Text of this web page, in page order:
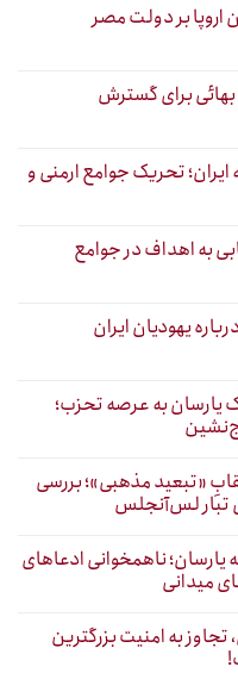
اروپا بر دولت مصر
برای گسترش
ایران؛ تحریک جوامع ارمنی و
به اهداف در جوامع
یهودیان ایران
یارسان به عرصه تحزب؛
«تبعید مذهبی»؛ بررسی
تبار لس‌آنجلس
ناهمخوانی ادعاهای
میدانی
تجاوز به امنیت بزرگترین